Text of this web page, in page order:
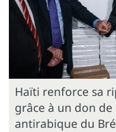
Haïti renforce sa
grâce à un don de
antirabique du